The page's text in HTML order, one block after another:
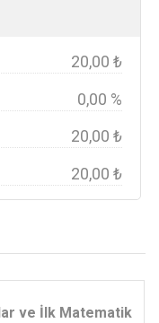
20,00 ₺
0,00 %
20,00 ₺
20,00 ₺
ve İlk Matematik